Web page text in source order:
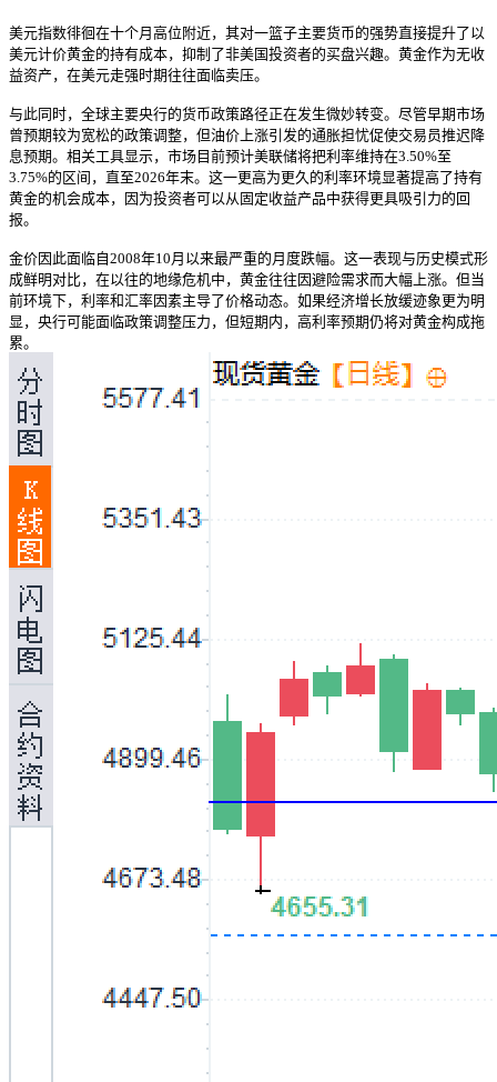
美元指数徘徊在十个月高位附近，其对一篮子主要货币的强势直接提升了以
美元计价黄金的持有成本，抑制了非美国投资者的买盘兴趣。黄金作为无收
益资产，在美元走强时期往往面临卖压。
与此同时，全球主要央行的货币政策路径正在发生微妙转变。尽管早期市场
曾预期较为宽松的政策调整，但油价上涨引发的通胀担忧促使交易员推迟降
息预期。相关工具显示，市场目前预计美联储将把利率维持在3.50%至
3.75%的区间，直至2026年末。这一更高为更久的利率环境显著提高了持有
黄金的机会成本，因为投资者可以从固定收益产品中获得更具吸引力的回
报。
金价因此面临自2008年10月以来最严重的月度跌幅。这一表现与历史模式形
成鲜明对比，在以往的地缘危机中，黄金往往因避险需求而大幅上涨。但当
前环境下，利率和汇率因素主导了价格动态。如果经济增长放缓迹象更为明
显，央行可能面临政策调整压力，但短期内，高利率预期仍将对黄金构成拖
累。